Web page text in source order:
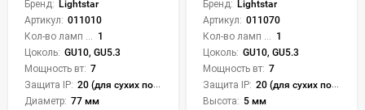
Бренд: Lightstar
Артикул: 011010
1
Цоколь: GU10, GU5.3
Мощность вт: 7
Защита IP: 20 (для сухих пом.)
Диаметр: 77 мм
Бренд: Lightstar
Артикул: 011070
1
Цоколь: GU10, GU5.3
Мощность вт: 7
Защита IP: 20 (для сухих пом.)
Высота: 5 мм